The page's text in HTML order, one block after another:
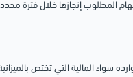
المطلوب إنجازها خلال فترة
المالية التي تختص